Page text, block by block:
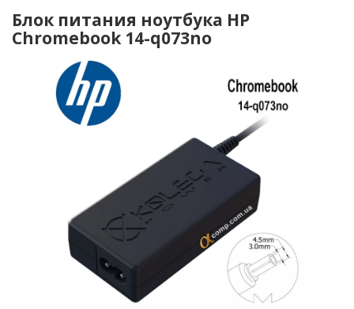
Блок питания ноутбука HP
Chromebook 14-q073no